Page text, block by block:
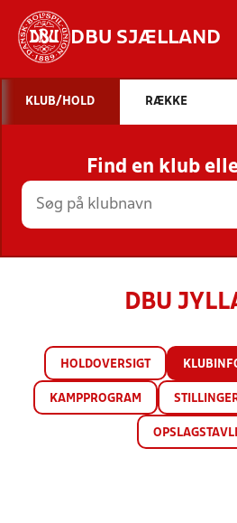
DBU SJÆLLAND
STILLINGER,
HOLD
KLUB/HOLD RÆKKE
Find en klub
DBU
HOLDOVERSIGT
KAMPPROGRAM